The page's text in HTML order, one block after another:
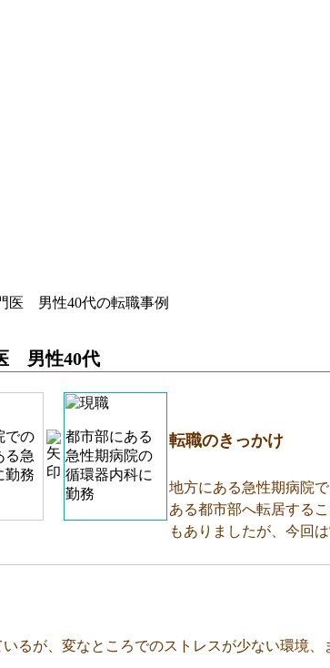
男性40代の転職事例
男性40代
での
る急
勤務
都市部にある
急性期病院の
循環器内科に
勤務
転職のきっかけ
地方にある急性期病院
ある都市部へ転居する
もありましたが、今回
るが、変なところでのストレスが少ない環境